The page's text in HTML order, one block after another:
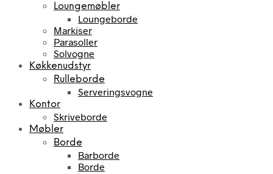
Loungemøbler
Loungeborde
Markiser
Parasoller
Solvogne
Køkkenudstyr
Rulleborde
Serveringsvogne
Kontor
Skriveborde
Møbler
Borde
Barborde
Borde